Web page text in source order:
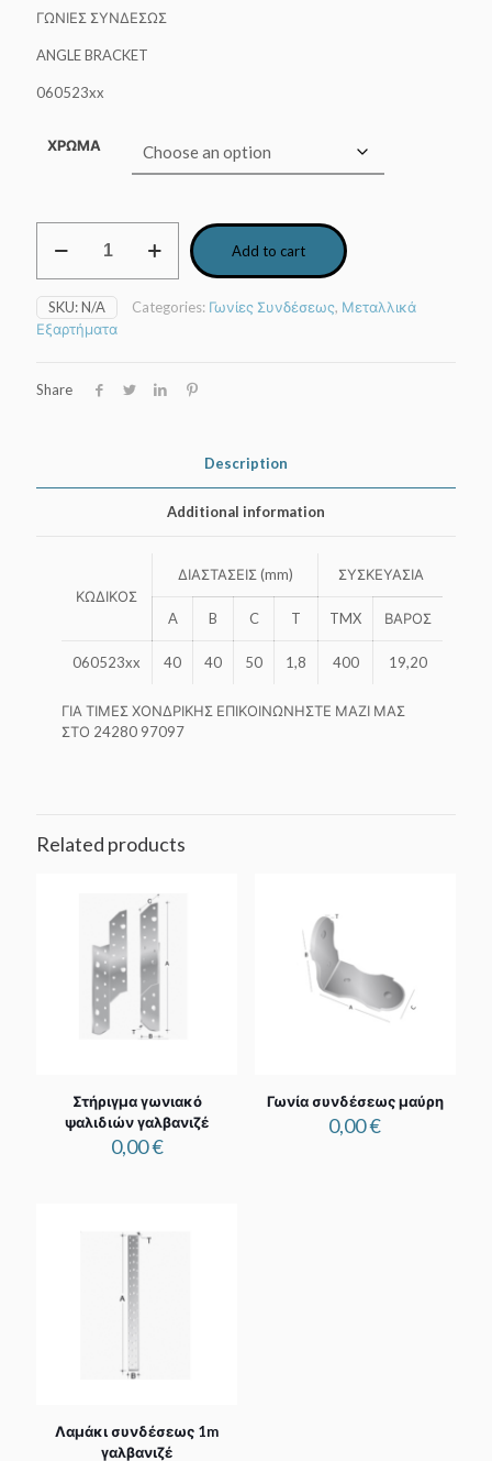
ΓΩΝΙΕΣ ΣΥΝΔΕΣΩΣ
ANGLE BRACKET
060523xx
ΧΡΩΜΑ
συνδέσεως
Add to cart
SKU:N/A Categories: Γωνίες Συνδέσεως, Μεταλλικά
Εξαρτήματα
Share
Description
Additional information
ΚΩΔΙΚΟΣ
ΔΙΑΣΤΑΣΕΙΣ (mm) ΣΥΣΚΕΥΑΣΙΑ
A B C T TMX ΒΑΡΟΣ
060523xx 40 40 50 1,8 400 19,20
ΓΙΑ ΤΙΜΕΣ ΧΟΝΔΡΙΚΗΣ ΕΠΙΚΟΙΝΩΝΗΣΤΕ ΜΑΖΙ ΜΑΣ
ΣΤΟ 24280 97097
Related products
Στήριγμα γωνιακό
ψαλιδιών γαλβανιζέ
0,00€
Γωνία συνδέσεως μαύρη
0,00€
Λαμάκι συνδέσεως 1m
γαλβανιζέ